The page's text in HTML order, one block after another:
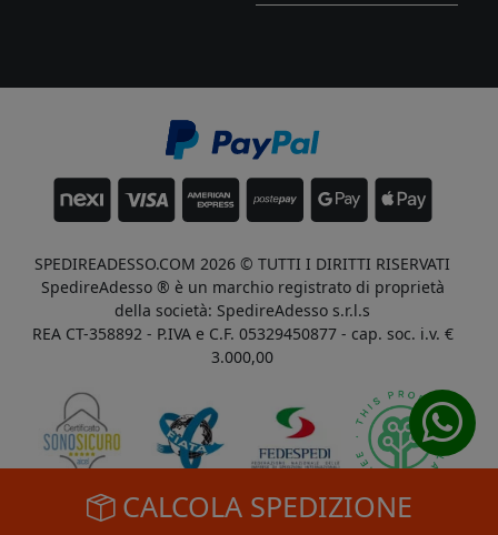
CALCOLA SPEDIZIONE
SPEDIREADESSO.COM 2026 © TUTTI I DIRITTI RISERVATI
SpedireAdesso ® è un marchio registrato di proprietà
della società: SpedireAdesso s.r.l.s
REA CT-358892 - P.IVA e C.F. 05329450877 - cap. soc. i.v. €
3.000,00